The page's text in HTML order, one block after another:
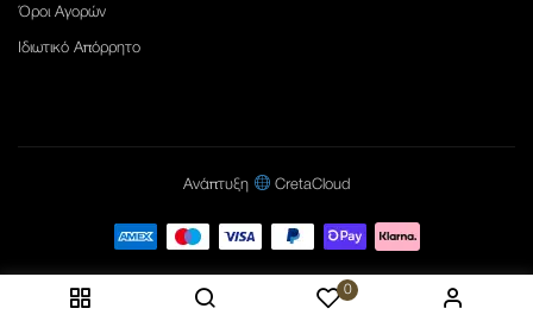
0
Όροι Αγορών
Ιδιωτικό Απόρρητο
Ανάπτυξη CretaCloud